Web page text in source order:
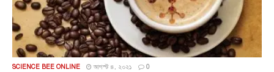
SCIENCE BEE ONLINE আগস্ট ৪, ২০২১ 0